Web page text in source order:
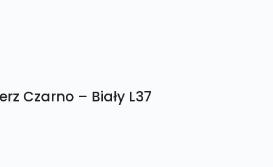
Czarno – Biały L37